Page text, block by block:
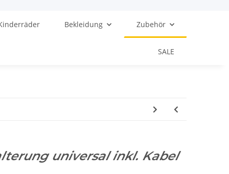
Bekleidung Zubehör
SALE
universal inkl. Kabel